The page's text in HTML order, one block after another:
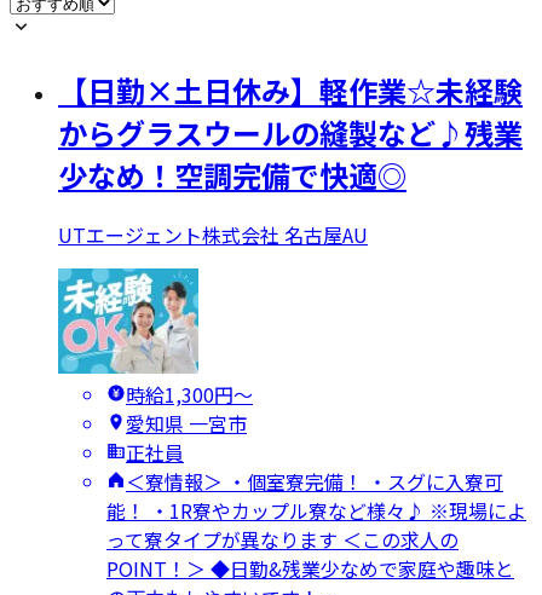
【日勤×土日休み】軽作業☆未経験
からグラスウールの縫製など♪残業
少なめ！空調完備で快適◎
UTエージェント株式会社 名古屋AU
時給1,300円〜
愛知県 一宮市
正社員
＜寮情報＞ ・個室寮完備！ ・スグに入寮可
能！ ・1R寮やカップル寮など様々♪ ※現場によ
って寮タイプが異なります ＜この求人の
POINT！＞ ◆日勤&残業少なめで家庭や趣味と